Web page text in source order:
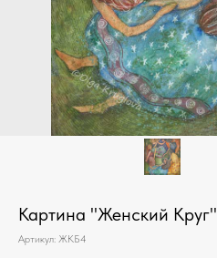
Картина "Женский Круг"
Артикул: ЖКБ4